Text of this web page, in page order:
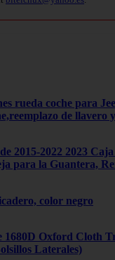
rueda coche para
de llavero
2015-2022 2023
para la Guantera,
color negro
Oxford Cloth
Laterales)